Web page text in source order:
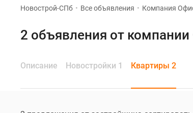
Новострой-СПб • Все объявления • Компания
2 объявления от
Описание Новостройки 1 Квартиры 2